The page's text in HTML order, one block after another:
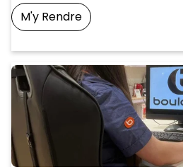
M'y RendrePrendre Un Rendez-Vous